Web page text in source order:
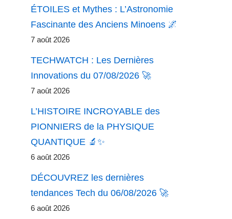
ÉTOILES et Mythes : L’Astronomie
Fascinante des Anciens Minoens 🌌
7 août 2026
TECHWATCH : Les Dernières
Innovations du 07/08/2026 🚀
7 août 2026
L’HISTOIRE INCROYABLE des
PIONNIERS de la PHYSIQUE
QUANTIQUE 🔬✨
6 août 2026
DÉCOUVREZ les dernières
tendances Tech du 06/08/2026 🚀
6 août 2026